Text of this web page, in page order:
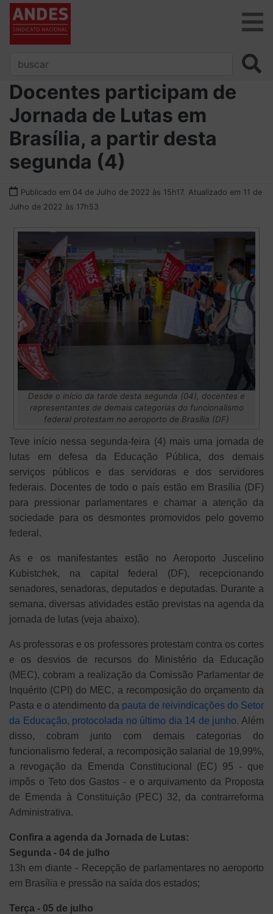
Docentes participam de
Jornada de Lutas em
Brasília, a partir desta
segunda (4)
Publicado em 04 de Julho de 2022 às 15h17. Atualizado em 11 de
Julho de 2022 às 17h53
Desde o início da tarde desta segunda (04), docentes e
representantes de demais categorias do funcionalismo
federal protestam no aeroporto de Brasília (DF)
Teve início nessa segunda-feira (4) mais uma jornada de
lutas em defesa da Educação Pública, dos demais
serviços públicos e das servidoras e dos servidores
federais. Docentes de todo o país estão em Brasília (DF)
para pressionar parlamentares e chamar a atenção da
sociedade para os desmontes promovidos pelo governo
federal.
As e os manifestantes estão no Aeroporto Juscelino
Kubistchek, na capital federal (DF), recepcionando
senadores, senadoras, deputados e deputadas. Durante a
semana, diversas atividades estão previstas na agenda da
jornada de lutas (veja abaixo).
As professoras e os professores protestam contra os cortes
e os desvios de recursos do Ministério da Educação
(MEC), cobram a realização da Comissão Parlamentar de
Inquérito (CPI) do MEC, a recomposição do orçamento da
Pasta e o atendimento da pauta de reivindicações do Setor
da Educação, protocolada no último dia 14 de junho. Além
disso, cobram junto com demais categorias do
funcionalismo federal, a recomposição salarial de 19,99%,
a revogação da Emenda Constitucional (EC) 95 - que
impôs o Teto dos Gastos - e o arquivamento da Proposta
de Emenda à Constituição (PEC) 32, da contrarreforma
Administrativa.
Confira a agenda da Jornada de Lutas:
Segunda - 04 de julho
13h em diante - Recepção de parlamentares no aeroporto
em Brasília e pressão na saída dos estados;
Terça - 05 de julho